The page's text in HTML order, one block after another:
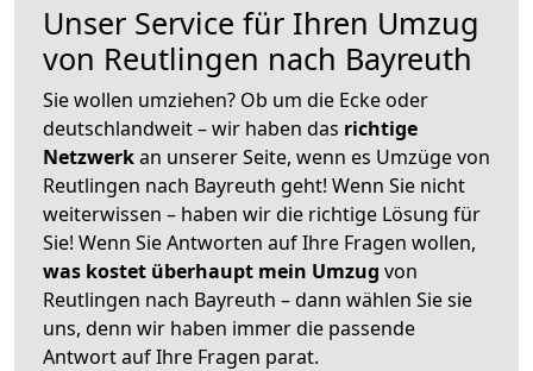
Unser Service für Ihren Umzug
von Reutlingen nach Bayreuth
Sie wollen umziehen? Ob um die Ecke oder
deutschlandweit – wir haben das richtige
Netzwerkan unserer Seite, wenn es Umzüge von
Reutlingen nach Bayreuth geht! Wenn Sie nicht
weiterwissen – haben wir die richtige Lösung für
Sie! Wenn Sie Antworten auf Ihre Fragen wollen,
was kostet überhaupt mein Umzug von
Reutlingen nach Bayreuth – dann wählen Sie sie
uns, denn wir haben immer die passende
Antwort auf Ihre Fragen parat.